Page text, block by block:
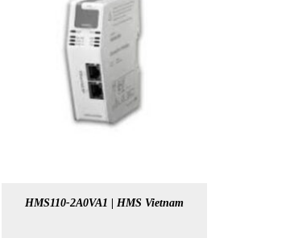
HMS110-2A0VA1 | HMS Vietnam